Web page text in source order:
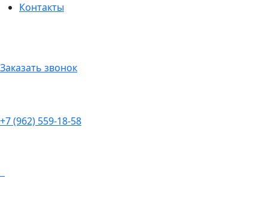
Контакты
Заказать звонок
+7 (962) 559-18-58